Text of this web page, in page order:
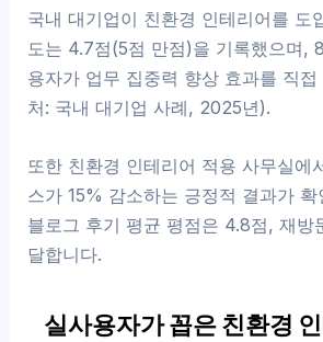
국내 대기업이 친환경 인테리어를 도
도는 4.7점(5점 만점)을 기록했으며,
용자가 업무 집중력 향상 효과를 직
처: 국내 대기업 사례, 2025년).
또한 친환경 인테리어 적용 사무실에
스가 15% 감소하는 긍정적 결과가 확
블로그 후기 평균 평점은 4.8점, 재방
달합니다.
실사용자가 꼽은 친환경